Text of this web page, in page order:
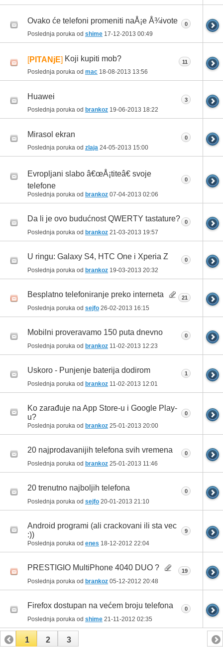
Ovako će telefoni promeniti naÅ¡e Å¾ivote
Poslednja poruka od shime 17-12-2013 00:49
0
PITANjE Koji kupiti mob?
Poslednja poruka od mac 18-08-2013 13:56
11
Huawei
Poslednja poruka od brankoz 19-06-2013 18:22
3
Mirasol ekran
Poslednja poruka od zlaja 24-05-2013 15:00
0
Evropljani slabo â€œÅ¡titeâ€ svoje
telefone
Poslednja poruka od brankoz 07-04-2013 02:06
0
Da li je ovo budućnost QWERTY tastature?
Poslednja poruka od brankoz 21-03-2013 19:57
0
U ringu: Galaxy S4, HTC One i Xperia Z
Poslednja poruka od brankoz 19-03-2013 20:32
0
Besplatno telefoniranje preko interneta
Poslednja poruka od sejfo 26-02-2013 16:15
21
Mobilni proveravamo 150 puta dnevno
Poslednja poruka od brankoz 11-02-2013 12:23
0
Uskoro - Punjenje baterija dodirom
Poslednja poruka od brankoz 11-02-2013 12:01
1
Ko zarađuje na App Store-u i Google Play-
u?
Poslednja poruka od brankoz 25-01-2013 20:00
0
20 najprodavanijih telefona svih vremena
Poslednja poruka od brankoz 25-01-2013 11:46
0
20 trenutno najboljih telefona
Poslednja poruka od sejfo 20-01-2013 21:10
0
Android programi (ali crackovani ili sta vec
:))
Poslednja poruka od enes 18-12-2012 22:04
9
PRESTIGIO MultiPhone 4040 DUO ?
Poslednja poruka od brankoz 05-12-2012 20:48
19
Firefox dostupan na većem broju telefona
Poslednja poruka od shime 21-11-2012 02:35
0
1 2 3